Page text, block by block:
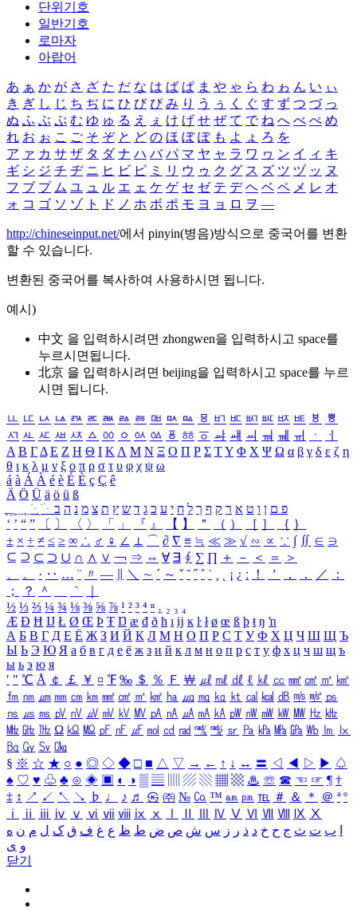
단위기호
일반기호
로마자
아랍어
あ ぁ か が さ ざ た だ な は ば ぱ ま や ゃ ら わ ゎ ん い ぃ
き ぎ し じ ち ぢ に ひ び ぴ み り う ぅ く ぐ す ず つ づ っ
ぬ ふ ぶ ぷ む ゆ ゅ る え ぇ け げ せ ぜ て で ね へ べ ぺ め
れ お ぉ こ ご そ ぞ と ど の ほ ぼ ぽ も よ ょ ろ を
ア ァ カ サ ザ タ ダ ナ ハ バ パ マ ヤ ャ ラ ワ ヮ ン イ ィ キ
ギ シ ジ チ ヂ ニ ヒ ビ ピ ミ リ ウ ゥ ク グ ス ズ ツ ヅ ッ ヌ
フ ブ プ ム ユ ュ ル エ ェ ケ ゲ セ ゼ テ デ ヘ ベ ペ メ レ オ
ォ コ ゴ ソ ゾ ト ド ノ ホ ボ ポ モ ヨ ョ ロ ヲ ―
http://chineseinput.net/에서 pinyin(병음)방식으로 중국어를 변환
할 수 있습니다.
변환된 중국어를 복사하여 사용하시면 됩니다.
예시)
中文 을 입력하시려면 zhongwen을 입력하시고 space를
누르시면됩니다.
北京 을 입력하시려면 beijing을 입력하시고 space를 누르
시면 됩니다.
ㅥ ㅦ ㅧ ㅨ ㅩ ㅪ ㅫ ㅬ ㅭ ㅮ ㅯ ㅰ ㅱ ㅲ ㅳ ㅴ ㅵ ㅶ ㅷ ㅸ
ㅹ
ㅺ ㅻ ㅼ ㅽ ㅾ ㅿ ㆀ ㆁ ㆂ ㆃ ㆄ ㆅ ㆆ ㆇ ㆈ ㆉ ㆊ ㆋ ㆌ ㆍ
ㆎ
Α Β ΓΔ Ε Ζ Η Θ Ι ΚΛ Μ Ν Ξ Ο Π Ρ Σ ΤΥ Φ Χ Ψ Ω α β γ δ ε ζ η
θ ι κ λ μ ν ξ ο π ρ σ τ υ φ χ ψ ω
á à Á À é è É È ç Ç ê
Ä Ö Ü ä ö ü ß
ִֶֹ ֻּ ׁׂ פ ם ן ו ט א ר ק ף ך ל ח י ע כ ג ד ש ץ ת צ מ נ ה ב
‘ ’ “ ” 〔 〕 〈 〉 「 」 『 』 【 】 ＂ （ ） ［ ］ ｛ ｝
± × ÷ ≠ ≤ ≥ ∞ ∴ ♂ ♀ ∠ ⊥ ⌒ ∂ ∇ ≡ ≒ ≪ ≫ √ ∽ ∝ ∵ ∫ ∬ ∈ ∋
⊆ ⊇ ⊂ ⊃ ∪ ∩ ∧ ∨ ￢ ⇒ ⇔ ∀ ∃ ∮ ∑ ∏ ＋ － ＜ ＝
＞
、
。 · ‥ … ¨ 〃 ― ＼ ∼ ´ ～ ˇ ˘ ˝ ˚ ˙ ¸ ¡ ¿ ː ！ ＇ ， ． ／
：
；
？ ＾ ｀
½ ⅓ ⅔ ¼ ¾ ⅛ ⅜ ⅝ ⅞ ¹ ² ³ ⁴ ⁿ ₁ ₂ ₃ ₄
Æ Ð Ħ Ĳ Ł Ø Œ Þ Ŧ Ŋ æ đ ð ħ ı ĳ ĸ ŀ ł ø œ ß þ ŧ ŋ ŉ
А Б В Г Д Е Ё Ж З И Й К Л М Н О П Р С Т У Ф Х Ц Ч Ш Щ Ъ
Ы Ь Э Ю Я а б в г д е ё ж з и й к л м н о п р с т у ф х ц ч ш щ ъ
ы ь э ю я
′ ″ ℃ Å ￠ ￡ ￥ ¤ ℉ ‰ ＄ ％ Ｆ ￦ ㎕ ㎖ ㎗ ℓ ㎘ ㏄ ㎣ ㎤ ㎥ ㎦
㎙ ㎚ ㎛ ㎜ ㎝ ㎞ ㎟ ㎠ ㎡ ㎢ ㏊ ㎍ ㎎ ㎏ ㏏ ㎈ ㎉ ㏈ ㎧ ㎨ ㎰
㎱ ㎲ ㎳ ㎴ ㎵ ㎶ ㎷ ㎸ ㎹ ㎀ ㎁ ㎂ ㎃ ㎄ ㎺ ㎻ ㎽ ㎾ ㎿ ㎐ ㎑
㎒ ㎓ ㎔ Ω ㏀ ㏁ ㎊ ㎋ ㎌ ㏖ ㏅ ㎭ ㎮ ㎯ ㏛ ㎩ ㎪ ㎫ ㎬ ㏝ ㏐
㏓
㏃ ㏉ ㏜ ㏆
§ ※ ☆ ★ ○ ● ◎ ◇ ◆ □ ■ △ ▽ → ← ↑ ↓ ↔ 〓 ◁ ◀ ▷ ▶ ♤
♠ ♡ ♥ ♧ ♣ ⊙ ◈ ▣ ◐ ◑ ▒ ▤ ▨ ▧ ▦ ▩ ♨ ☏ ☎ ☜ ☞ ¶ †
‡ ↕ ↗ ↙ ↖ ↘ ♭ ♩ ♪ ♬ ㉿ ㈜ № ㏇ ™ ㏂ ㏘ ℡ ＃ ＆ ＊ ＠ ª º
ⅰ
ⅱ ⅲ ⅳ ⅴ ⅵ ⅶ ⅷ ⅸ ⅹ Ⅳ Ⅴ Ⅵ Ⅶ Ⅷ Ⅸ Ⅹ
ب ت ث ج ح خ د ذ ر ز س ش ص ض ط ظ ع غ ف ق ک ل م ن ه
و ی
닫기